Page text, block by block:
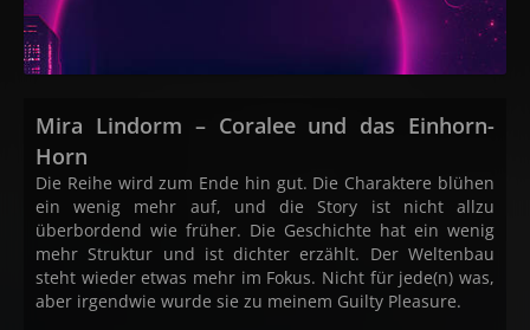
Mira Lindorm – Coralee und das Einhorn-
Horn
Die Reihe wird zum Ende hin gut. Die Charaktere blühen
ein wenig mehr auf, und die Story ist nicht allzu
überbordend wie früher. Die Geschichte hat ein wenig
mehr Struktur und ist dichter erzählt. Der Weltenbau
steht wieder etwas mehr im Fokus. Nicht für jede(n) was,
aber irgendwie wurde sie zu meinem Guilty Pleasure.